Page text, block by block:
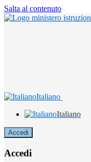
Salta al contenuto
Italiano
Italiano
Accedi
Accedi